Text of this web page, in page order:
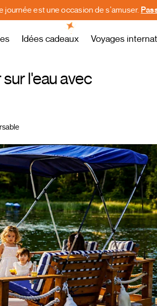
journée est une occasion de s'amuser.
Idées cadeaux Voyages
l'eau avec